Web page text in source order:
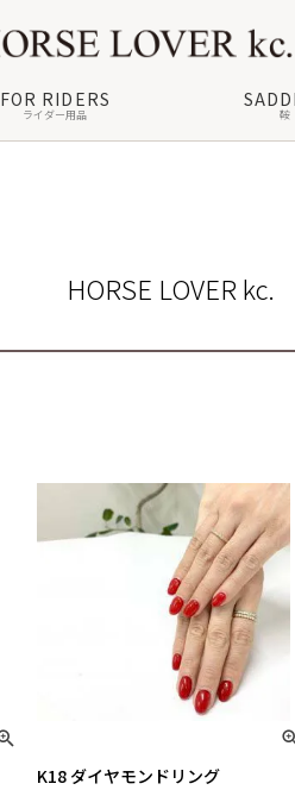
FOR RIDERS
ライダー用品 鞍
HORSE LOVER kc.
K18 ダイヤモンドリング